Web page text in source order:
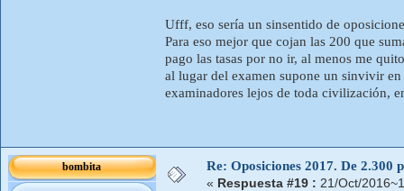
Ufff, eso sería un sinsentido de
Para eso mejor que cojan las 200 que
pago las tasas por no ir, al menos me
al lugar del examen supone un sinvivir
examinadores lejos de toda civilización,
bombita Re: Oposiciones 2017. De 2.300
« Respuesta #19 : 21/Oct/